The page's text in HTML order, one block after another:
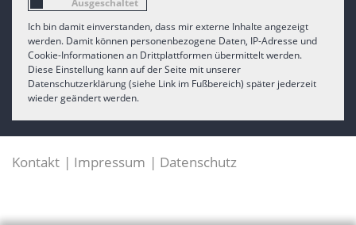
Ich bin damit einverstanden, dass mir externe Inhalte angezeigt
werden. Damit können personenbezogene Daten, IP-Adresse und
Cookie-Informationen an Drittplattformen übermittelt werden.
Diese Einstellung kann auf der Seite mit unserer
Datenschutzerklärung (siehe Link im Fußbereich) später jederzeit
wieder geändert werden.
Kontakt Impressum Datenschutz